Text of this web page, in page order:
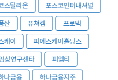
스틸리온 포스코인터내셔널
산 퓨쳐켐 프로텍
케이 피에스케이홀딩스
상연구센타 피엠티
나금융 하나금융지주